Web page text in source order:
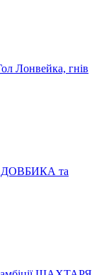
Лонвейка, гнів
ДОВБИКА та